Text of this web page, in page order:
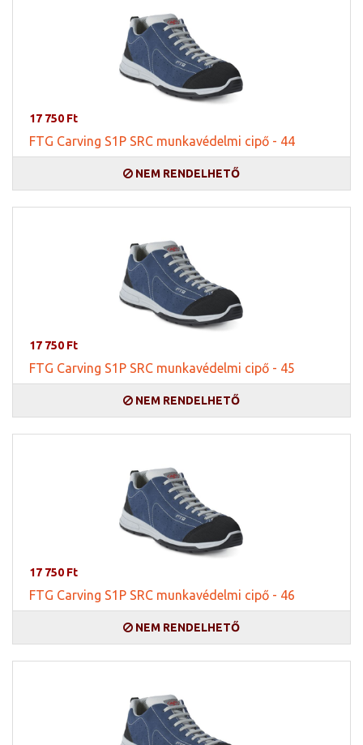
17 750 Ft
FTG Carving S1P SRC munkavédelmi cipő - 44
NEM RENDELHETŐ
17 750 Ft
FTG Carving S1P SRC munkavédelmi cipő - 45
NEM RENDELHETŐ
17 750 Ft
FTG Carving S1P SRC munkavédelmi cipő - 46
NEM RENDELHETŐ